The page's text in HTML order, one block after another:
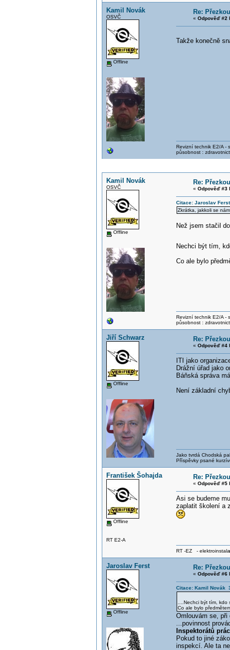
Kamil Novák
OSVČ
Offline
Re:
« Odpověď #2
Takže konečně
Revizní technik E2/A -
působnost :
Kamil Novák
OSVČ
Offline
Re:
« Odpověď #3
Citace: Jaroslav
Zkrátka, jakkoli se
Než jsem stačil
Nechci být tím,
Co ale bylo
Revizní technik E2/A -
působnost :
Jiří Schwarz
Offline
Re:
« Odpověď #4
ITI jako
Drážní úřad jako
Báňská správa
Není základní
Jako tvrdá Chodská
Příspěvky psané
František Šohajda
Offline
RT E2-A
Re:
« Odpověď #5
Asi se budeme
zaplatit školení a
RT -EZ - elektroinstala
Jaroslav Ferst
Offline
Re:
« Odpověď #6
Citace: Kamil Novák
....Nechci být tím,
Co ale bylo
Omlouvám se,
...povinnost
Inspektorátů
Pokud to jiné
inspekcí. Ale ta